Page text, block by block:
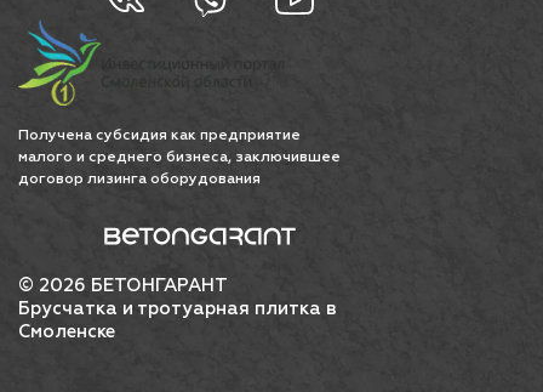
© 2026 БЕТОНГАРАНТ
Брусчатка и тротуарная плитка в
Смоленске
Получена субсидия как предприятие
малого и среднего бизнеса, заключившее
договор лизинга оборудования